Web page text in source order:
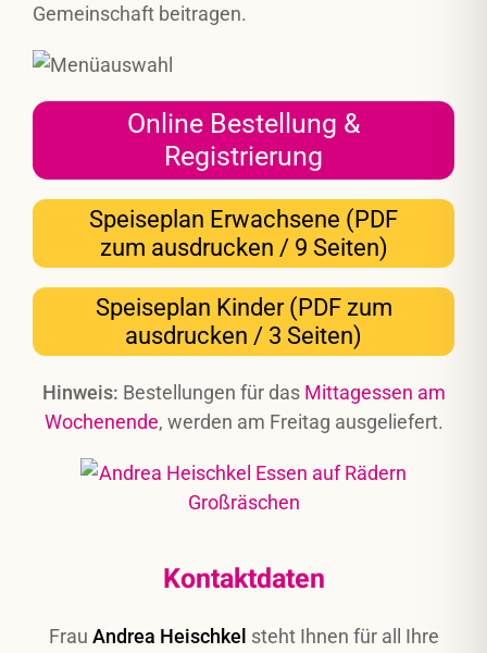
Gemeinschaft beitragen.
Online Bestellung &
Registrierung
Speiseplan Erwachsene (PDF
zum ausdrucken / 9 Seiten)
Speiseplan Kinder (PDF zum
ausdrucken / 3 Seiten)
Hinweis: Bestellungen für das Mittagessen am
Wochenende, werden am Freitag ausgeliefert.
Kontaktdaten
Frau Andrea Heischkel steht Ihnen für all Ihre